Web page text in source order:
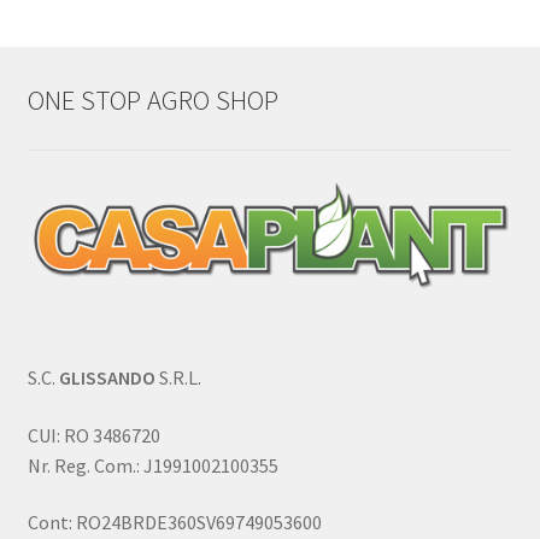
ONE STOP AGRO SHOP
S.C. GLISSANDO S.R.L.
CUI: RO 3486720
Nr. Reg. Com.: J1991002100355
Cont: RO24BRDE360SV69749053600